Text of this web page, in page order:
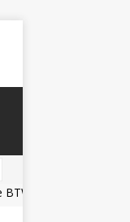
Prognose